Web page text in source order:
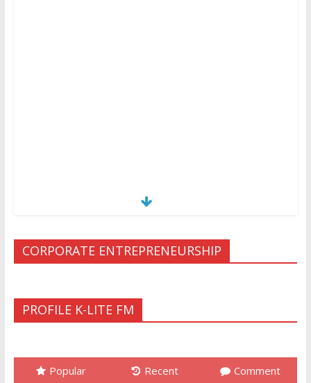
CORPORATE ENTREPRENEURSHIP
PROFILE K-LITE FM
Popular Recent Comment